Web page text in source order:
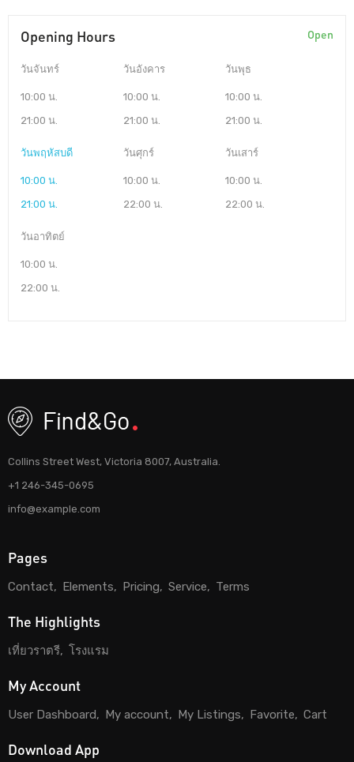
Opening Hours Open
วันจันทร์
10:00 น.
21:00 น.
วันอังคาร
10:00 น.
21:00 น.
วันพุธ
10:00 น.
21:00 น.
วันพฤหัสบดี
10:00 น.
21:00 น.
วันศุกร์
10:00 น.
22:00 น.
วันเสาร์
10:00 น.
22:00 น.
วันอาทิตย์
10:00 น.
22:00 น.
Collins Street West, Victoria 8007, Australia.
+1 246-345-0695
info@example.com
Pages
Contact Elements Pricing Service Terms
The Highlights
เที่ยวราตรี โรงแรม
My Account
User Dashboard My account My Listings Favorite Cart
Download App